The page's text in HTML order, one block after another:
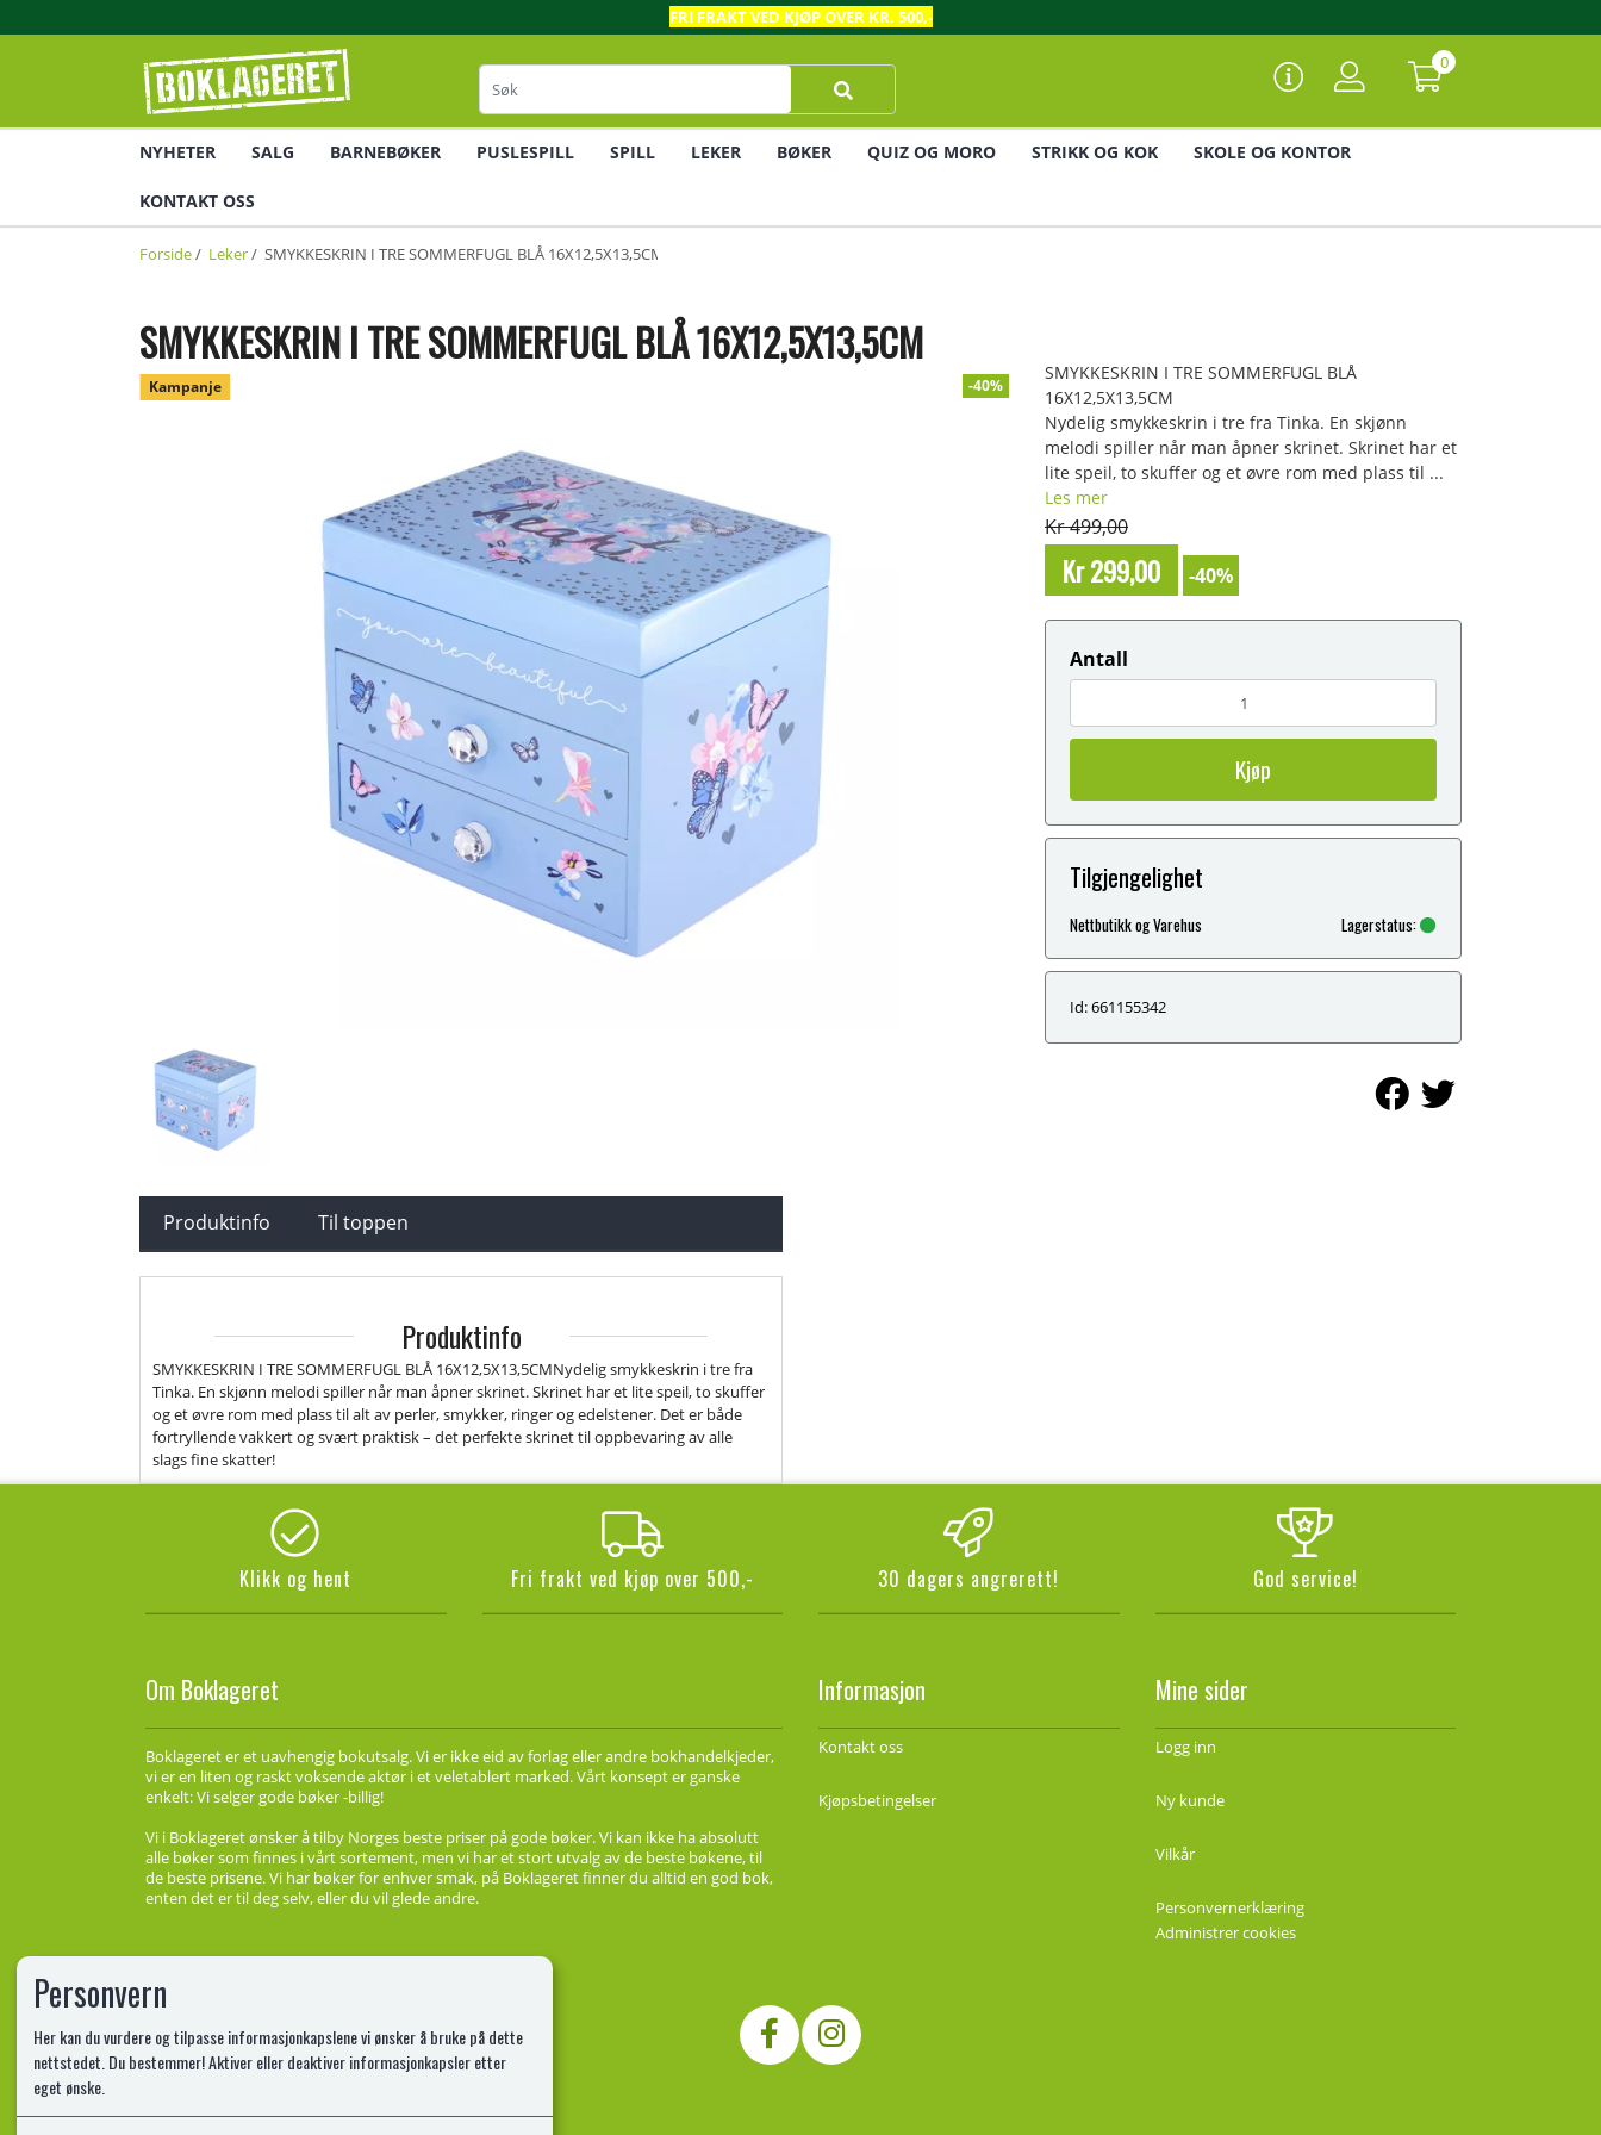
FRI FRAKT VED KJØP OVER KR. 500,-
0
NYHETER SALG BARNEBØKER PUSLESPILL SPILL LEKER BØKER QUIZ OG MORO STRIKK OG KOK SKOLE OG KONTOR
KONTAKT OSS
Forside/ Leker/ SMYKKESKRIN I TRE SOMMERFUGL BLÅ 16X12,5X13,5CM
SMYKKESKRIN I TRE SOMMERFUGL BLÅ 16X12,5X13,5CM
Kampanje -40%
SMYKKESKRIN I TRE SOMMERFUGL BLÅ
16X12,5X13,5CM
Nydelig smykkeskrin i tre fra Tinka. En skjønn
melodi spiller når man åpner skrinet. Skrinet har et
lite speil, to skuffer og et øvre rom med plass til ...
Les mer
Kr 499,00
Kr 299,00 -40%
Antall
Kjøp
Tilgjengelighet
Nettbutikk og Varehus Lagerstatus:
Id: 661155342
Produktinfo Til toppen
Produktinfo
SMYKKESKRIN I TRE SOMMERFUGL BLÅ 16X12,5X13,5CMNydelig smykkeskrin i tre fra
Tinka. En skjønn melodi spiller når man åpner skrinet. Skrinet har et lite speil, to skuffer
og et øvre rom med plass til alt av perler, smykker, ringer og edelstener. Det er både
fortryllende vakkert og svært praktisk – det perfekte skrinet til oppbevaring av alle
slags fine skatter!
Klikk og hent Fri frakt ved kjøp over 500,- 30 dagers angrerett! God service!
Om Boklageret
Boklageret er et uavhengig bokutsalg. Vi er ikke eid av forlag eller andre bokhandelkjeder,
vi er en liten og raskt voksende aktør i et veletablert marked. Vårt konsept er ganske
enkelt: Vi selger gode bøker -billig!
Vi i Boklageret ønsker å tilby Norges beste priser på gode bøker. Vi kan ikke ha absolutt
alle bøker som finnes i vårt sortement, men vi har et stort utvalg av de beste bøkene, til
de beste prisene. Vi har bøker for enhver smak, på Boklageret finner du alltid en god bok,
enten det er til deg selv, eller du vil glede andre.
Informasjon
Kontakt oss
Kjøpsbetingelser
Mine sider
Logg inn
Ny kunde
Vilkår
Personvernerklæring
Administrer cookies
Personvern
Her kan du vurdere og tilpasse informasjonkapslene vi ønsker å bruke på dette
nettstedet. Du bestemmer! Aktiver eller deaktiver informasjonkapsler etter
eget ønske.